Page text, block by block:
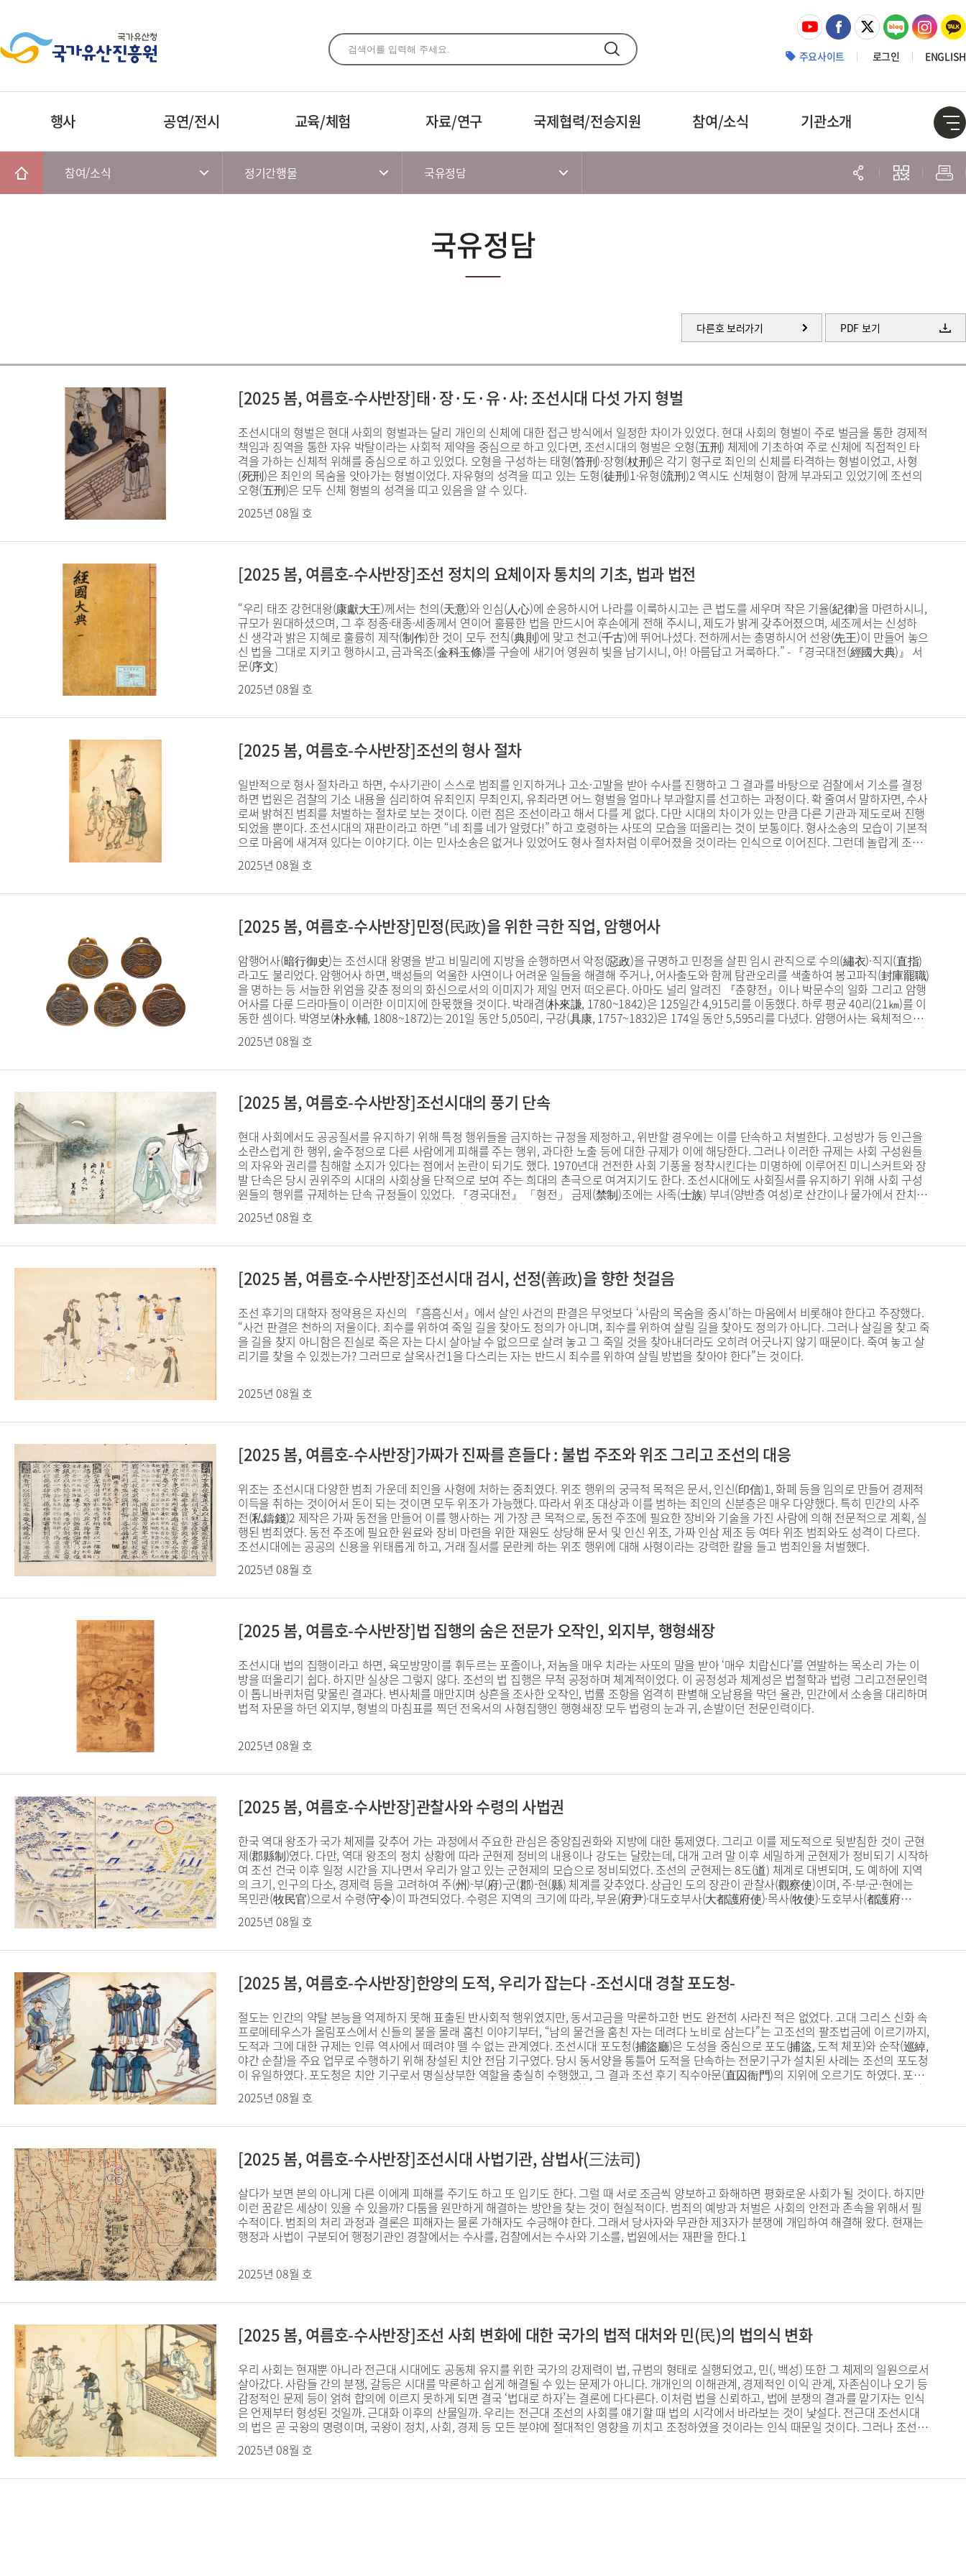
주요사이트 로그인 ENGLISH
행사 공연/전시 교육/체험 자료/연구 국제협력/전승지원 참여/소식 기관소개
참여/소식 정기간행물 국유정담
국유정담
다른호 보러가기 PDF 보기
[2025 봄, 여름호-수사반장]태·장·도·유·사: 조선시대 다섯 가지 형벌
조선시대의 형벌은 현대 사회의 형벌과는 달리 개인의 신체에 대한 접근 방식에서 일정한 차이가 있었다. 현대 사회의 형벌이 주로 벌금을 통한 경제적
책임과 징역을 통한 자유 박탈이라는 사회적 제약을 중심으로 하고 있다면, 조선시대의 형벌은 오형(五刑) 체제에 기초하여 주로 신체에 직접적인 타
격을 가하는 신체적 위해를 중심으로 하고 있었다. 오형을 구성하는 태형(笞刑)·장형(杖刑)은 각기 형구로 죄인의 신체를 타격하는 형벌이었고, 사형
(死刑)은 죄인의 목숨을 앗아가는 형벌이었다. 자유형의 성격을 띠고 있는 도형(徒刑)1·유형(流刑)2 역시도 신체형이 함께 부과되고 있었기에 조선의
오형(五刑)은 모두 신체 형벌의 성격을 띠고 있음을 알 수 있다.
2025년 08월 호
[2025 봄, 여름호-수사반장]조선 정치의 요체이자 통치의 기초, 법과 법전
“우리 태조 강헌대왕(康獻大王)께서는 천의(天意)와 인심(人心)에 순응하시어 나라를 이룩하시고는 큰 법도를 세우며 작은 기율(紀律)을 마련하시니,
규모가 원대하셨으며, 그 후 정종·태종·세종께서 연이어 훌륭한 법을 만드시어 후손에게 전해 주시니, 제도가 밝게 갖추어졌으며, 세조께서는 신성하
신 생각과 밝은 지혜로 훌륭히 제작(制作)한 것이 모두 전칙(典則)에 맞고 천고(千古)에 뛰어나셨다. 전하께서는 총명하시어 선왕(先王)이 만들어 놓으
신 법을 그대로 지키고 행하시고, 금과옥조(金科玉條)를 구슬에 새기어 영원히 빛을 남기시니, 아! 아름답고 거룩하다.” - 『경국대전(經國大典)』 서
문(序文)
2025년 08월 호
[2025 봄, 여름호-수사반장]조선의 형사 절차
일반적으로 형사 절차라고 하면, 수사기관이 스스로 범죄를 인지하거나 고소·고발을 받아 수사를 진행하고 그 결과를 바탕으로 검찰에서 기소를 결정
하면 법원은 검찰의 기소 내용을 심리하여 유죄인지 무죄인지, 유죄라면 어느 형벌을 얼마나 부과할지를 선고하는 과정이다. 확 줄여서 말하자면, 수사
로써 밝혀진 범죄를 처벌하는 절차로 보는 것이다. 이런 점은 조선이라고 해서 다를 게 없다. 다만 시대의 차이가 있는 만큼 다른 기관과 제도로써 진행
되었을 뿐이다. 조선시대의 재판이라고 하면 “네 죄를 네가 알렸다!” 하고 호령하는 사또의 모습을 떠올리는 것이 보통이다. 형사소송의 모습이 기본적
으로 마음에 새겨져 있다는 이야기다. 이는 민사소송은 없거나 있었어도 형사 절차처럼 이루어졌을 것이라는 인식으로 이어진다. 그런데 놀랍게 조선
에서는 민사소송과 형사소송이 개념적으로도, 제도로도, 실무에서도 뚜렷이 구분되어 저마다의 절차가 분리되어 있었다. 그런 관념이 형성된 데에는
지방의 관아에서 행정, 수사, 형사소송, 민사소송을 다 맡아서 했던 탓도 있을 것이다. 그러나 현재에도 한 법원에서 민사소송, 형사소송, 행정소송 등을
2025년 08월 호
[2025 봄, 여름호-수사반장]민정(民政)을 위한 극한 직업, 암행어사
암행어사(暗行御史)는 조선시대 왕명을 받고 비밀리에 지방을 순행하면서 악정(惡政)을 규명하고 민정을 살핀 임시 관직으로 수의(繡衣)·직지(直指)
라고도 불리었다. 암행어사 하면, 백성들의 억울한 사연이나 어려운 일들을 해결해 주거나, 어사출도와 함께 탐관오리를 색출하여 봉고파직(封庫罷職)
을 명하는 등 서늘한 위엄을 갖춘 정의의 화신으로서의 이미지가 제일 먼저 떠오른다. 아마도 널리 알려진 『춘향전』이나 박문수의 일화 그리고 암행
어사를 다룬 드라마들이 이러한 이미지에 한몫했을 것이다. 박래겸(朴來謙, 1780~1842)은 125일간 4,915리를 이동했다. 하루 평균 40리(21㎞)를 이
동한 셈이다. 박영보(朴永輔, 1808~1872)는 201일 동안 5,050리, 구강(具康, 1757~1832)은 174일 동안 5,595리를 다녔다. 암행어사는 육체적으로
상당히 고된 강행군을 해야 했다. 오죽하면 암행어사가 임무 수행 중에 순직하기도 하였을까. 게다가 숙식(宿食)마저 여의찮았을 뿐 아니라, 아는 사람
을 치죄(治罪)해야 하거나 옛 친구를 만나도 신분 노출 우려 때문에 모른 척해야 하는 인간적인 고뇌도 컸다. 암행어사는 육체적·정신적으로 모두 녹록
2025년 08월 호
[2025 봄, 여름호-수사반장]조선시대의 풍기 단속
현대 사회에서도 공공질서를 유지하기 위해 특정 행위들을 금지하는 규정을 제정하고, 위반할 경우에는 이를 단속하고 처벌한다. 고성방가 등 인근을
소란스럽게 한 행위, 술주정으로 다른 사람에게 피해를 주는 행위, 과다한 노출 등에 대한 규제가 이에 해당한다. 그러나 이러한 규제는 사회 구성원들
의 자유와 권리를 침해할 소지가 있다는 점에서 논란이 되기도 했다. 1970년대 건전한 사회 기풍을 정착시킨다는 미명하에 이루어진 미니스커트와 장
발 단속은 당시 권위주의 시대의 사회상을 단적으로 보여 주는 희대의 촌극으로 여겨지기도 한다. 조선시대에도 사회질서를 유지하기 위해 사회 구성
원들의 행위를 규제하는 단속 규정들이 있었다. 『경국대전』 「형전」 금제(禁制)조에는 사족(士族) 부녀(양반층 여성)로 산간이나 물가에서 잔치를
벌이거나 야제(野祭), 산천, 성황, 사묘제(祠廟祭)를 친히 행한 경우 장 100에 처하도록 규정되어 있다. 현재 관점에서는 야외에서 잔치를 벌이거나 제
사를 지냈다고 해서 처벌 대상이 된다는 것은 이해가 되지 않는 부분이다. 그러나 조선시대 사람들은 지금과는 다른 인식을 가지고 있었다. 조선의 지
2025년 08월 호
[2025 봄, 여름호-수사반장]조선시대 검시, 선정(善政)을 향한 첫걸음
조선 후기의 대학자 정약용은 자신의 『흠흠신서』에서 살인 사건의 판결은 무엇보다 ‘사람의 목숨을 중시’하는 마음에서 비롯해야 한다고 주장했다.
“사건 판결은 천하의 저울이다. 죄수를 위하여 죽일 길을 찾아도 정의가 아니며, 죄수를 위하여 살릴 길을 찾아도 정의가 아니다. 그러나 살길을 찾고 죽
을 길을 찾지 아니함은 진실로 죽은 자는 다시 살아날 수 없으므로 살려 놓고 그 죽일 것을 찾아내더라도 오히려 어긋나지 않기 때문이다. 죽여 놓고 살
리기를 찾을 수 있겠는가? 그러므로 살옥사건1을 다스리는 자는 반드시 죄수를 위하여 살릴 방법을 찾아야 한다”는 것이다.
2025년 08월 호
[2025 봄, 여름호-수사반장]가짜가 진짜를 흔들다 : 불법 주조와 위조 그리고 조선의 대응
위조는 조선시대 다양한 범죄 가운데 죄인을 사형에 처하는 중죄였다. 위조 행위의 궁극적 목적은 문서, 인신(印信)1, 화폐 등을 임의로 만들어 경제적
이득을 취하는 것이어서 돈이 되는 것이면 모두 위조가 가능했다. 따라서 위조 대상과 이를 범하는 죄인의 신분층은 매우 다양했다. 특히 민간의 사주
전(私鑄錢)2 제작은 가짜 동전을 만들어 이를 행사하는 게 가장 큰 목적으로, 동전 주조에 필요한 장비와 기술을 가진 사람에 의해 전문적으로 계획, 실
행된 범죄였다. 동전 주조에 필요한 원료와 장비 마련을 위한 재원도 상당해 문서 및 인신 위조, 가짜 인삼 제조 등 여타 위조 범죄와도 성격이 다르다.
조선시대에는 공공의 신용을 위태롭게 하고, 거래 질서를 문란케 하는 위조 행위에 대해 사형이라는 강력한 칼을 들고 범죄인을 처벌했다.
2025년 08월 호
[2025 봄, 여름호-수사반장]법 집행의 숨은 전문가 오작인, 외지부, 행형쇄장
조선시대 법의 집행이라고 하면, 육모방망이를 휘두르는 포졸이나, 저놈을 매우 치라는 사또의 말을 받아 ‘매우 치랍신다’를 연발하는 목소리 가는 이
방을 떠올리기 쉽다. 하지만 실상은 그렇지 않다. 조선의 법 집행은 무척 공정하며 체계적이었다. 이 공정성과 체계성은 법철학과 법령 그리고전문인력
이 톱니바퀴처럼 맞물린 결과다. 변사체를 매만지며 상흔을 조사한 오작인, 법률 조항을 엄격히 판별해 오남용을 막던 율관, 민간에서 소송을 대리하며
법적 자문을 하던 외지부, 형벌의 마침표를 찍던 전옥서의 사형집행인 행형쇄장 모두 법령의 눈과 귀, 손발이던 전문인력이다.
2025년 08월 호
[2025 봄, 여름호-수사반장]관찰사와 수령의 사법권
한국 역대 왕조가 국가 체제를 갖추어 가는 과정에서 주요한 관심은 중앙집권화와 지방에 대한 통제였다. 그리고 이를 제도적으로 뒷받침한 것이 군현
제(郡縣制)였다. 다만, 역대 왕조의 정치 상황에 따라 군현제 정비의 내용이나 강도는 달랐는데, 대개 고려 말 이후 세밀하게 군현제가 정비되기 시작하
여 조선 건국 이후 일정 시간을 지나면서 우리가 알고 있는 군현제의 모습으로 정비되었다. 조선의 군현제는 8도(道) 체계로 대변되며, 도 예하에 지역
의 크기, 인구의 다소, 경제력 등을 고려하여 주(州)-부(府)-군(郡)-현(縣) 체계를 갖추었다. 상급인 도의 장관이 관찰사(觀察使)이며, 주·부·군·현에는
목민관(牧民官)으로서 수령(守令)이 파견되었다. 수령은 지역의 크기에 따라, 부윤(府尹)·대도호부사(大都護府使)·목사(牧使)·도호부사(都護府
使)·군수(郡守)·현령(縣令)·현감(縣監) 등으로 호칭은 달랐다. 수령의 규모는 시기별로 약간의 편차는 있으나, 『경국대전』에 규정된 수령은 부윤 4
인, 대도호부사 4인, 목사 20인, 도호부사 44인, 군수 82인, 현령 34인, 현감 141인이었다.
2025년 08월 호
[2025 봄, 여름호-수사반장]한양의 도적, 우리가 잡는다 -조선시대 경찰 포도청-
절도는 인간의 약탈 본능을 억제하지 못해 표출된 반사회적 행위였지만, 동서고금을 막론하고한 번도 완전히 사라진 적은 없었다. 고대 그리스 신화 속
프로메테우스가 올림포스에서 신들의 불을 몰래 훔친 이야기부터, “남의 물건을 훔친 자는 데려다 노비로 삼는다”는 고조선의 팔조법금에 이르기까지,
도적과 그에 대한 규제는 인류 역사에서 떼려야 뗄 수 없는 관계였다. 조선시대 포도청(捕盜廳)은 도성을 중심으로 포도(捕盜, 도적 체포)와 순작(巡綽,
야간 순찰)을 주요 업무로 수행하기 위해 창설된 치안 전담 기구였다. 당시 동서양을 통틀어 도적을 단속하는 전문기구가 설치된 사례는 조선의 포도청
이 유일하였다. 포도청은 치안 기구로서 명실상부한 역할을 충실히 수행했고, 그 결과 조선 후기 직수아문(直囚衙門)의 지위에 오르기도 하였다. 포도
청은 도성민들과 밀접하게 접촉하는 말단 기관이었기에 그들의 다양한 생활상을 엿볼 수 있는 귀중한 정보를 제공한다. 400여 년간 도성의 치안을 담
당해 온 포도청은 19세기 들어 지나치게 권위적인 공권력으로 변질되었다. 공공기관이 시민들의 신뢰를 잃고 외면받게 되면, 그 존재 가치는 결국 부정
2025년 08월 호
[2025 봄, 여름호-수사반장]조선시대 사법기관, 삼법사(三法司)
살다가 보면 본의 아니게 다른 이에게 피해를 주기도 하고 또 입기도 한다. 그럴 때 서로 조금씩 양보하고 화해하면 평화로운 사회가 될 것이다. 하지만
이런 꿈같은 세상이 있을 수 있을까? 다툼을 원만하게 해결하는 방안을 찾는 것이 현실적이다. 범죄의 예방과 처벌은 사회의 안전과 존속을 위해서 필
수적이다. 범죄의 처리 과정과 결론은 피해자는 물론 가해자도 수긍해야 한다. 그래서 당사자와 무관한 제3자가 분쟁에 개입하여 해결해 왔다. 현재는
행정과 사법이 구분되어 행정기관인 경찰에서는 수사를, 검찰에서는 수사와 기소를, 법원에서는 재판을 한다.1
2025년 08월 호
[2025 봄, 여름호-수사반장]조선 사회 변화에 대한 국가의 법적 대처와 민(民)의 법의식 변화
우리 사회는 현재뿐 아니라 전근대 시대에도 공동체 유지를 위한 국가의 강제력이 법, 규범의 형태로 실행되었고, 민(, 백성) 또한 그 체제의 일원으로서
살아갔다. 사람들 간의 분쟁, 갈등은 시대를 막론하고 쉽게 해결될 수 있는 문제가 아니다. 개개인의 이해관계, 경제적인 이익 관계, 자존심이나 오기 등
감정적인 문제 등이 얽혀 합의에 이르지 못하게 되면 결국 ‘법대로 하자’는 결론에 다다른다. 이처럼 법을 신뢰하고, 법에 분쟁의 결과를 맡기자는 인식
은 언제부터 형성된 것일까. 근대화 이후의 산물일까. 우리는 전근대 조선의 사회를 얘기할 때 법의 시각에서 바라보는 것이 낯설다. 전근대 조선시대
의 법은 곧 국왕의 명령이며, 국왕이 정치, 사회, 경제 등 모든 분야에 절대적인 영향을 끼치고 조정하였을 것이라는 인식 때문일 것이다. 그러나 조선은
법의 영역에 국가의 행정, 형법 등 공법뿐 아니라 개개인의 문제를 규정한 사법도 포함된 법치적인 체제와 구조가 기본이었던 국가였다.
2025년 08월 호